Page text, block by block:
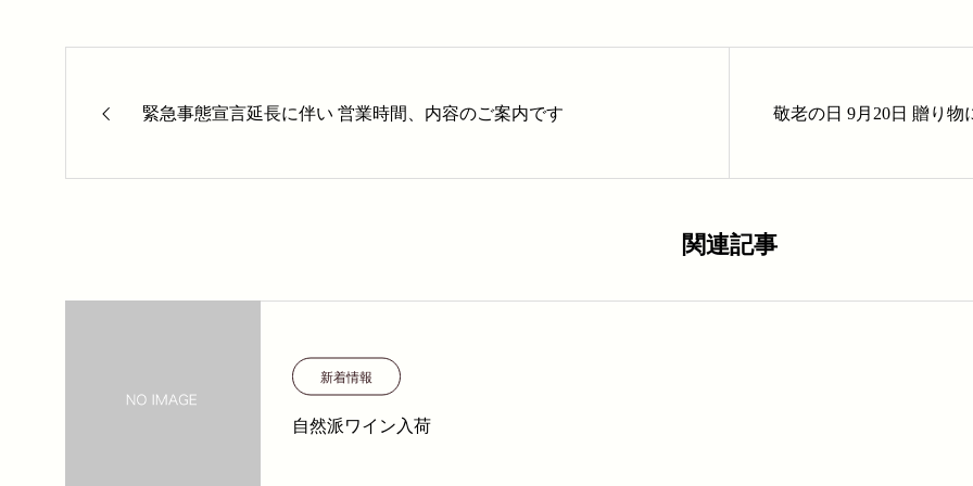
緊急事態宣言延長に伴い 営業時間、内容のご案内です 敬老の日 9月20日 贈り物
関連記事
新着情報
自然派ワイン入荷